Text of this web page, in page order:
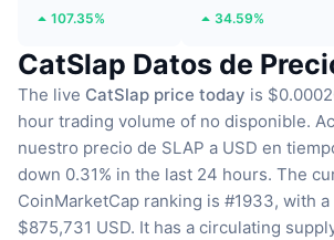
107.35% 34.59%
CatSlap Datos de
The live CatSlap price today is
hour trading volume of no disponible.
nuestro precio de SLAP a USD en
down 0.31% in the last 24 hours. The
CoinMarketCap ranking is #1933, with
$875,731 USD. It has a circulating